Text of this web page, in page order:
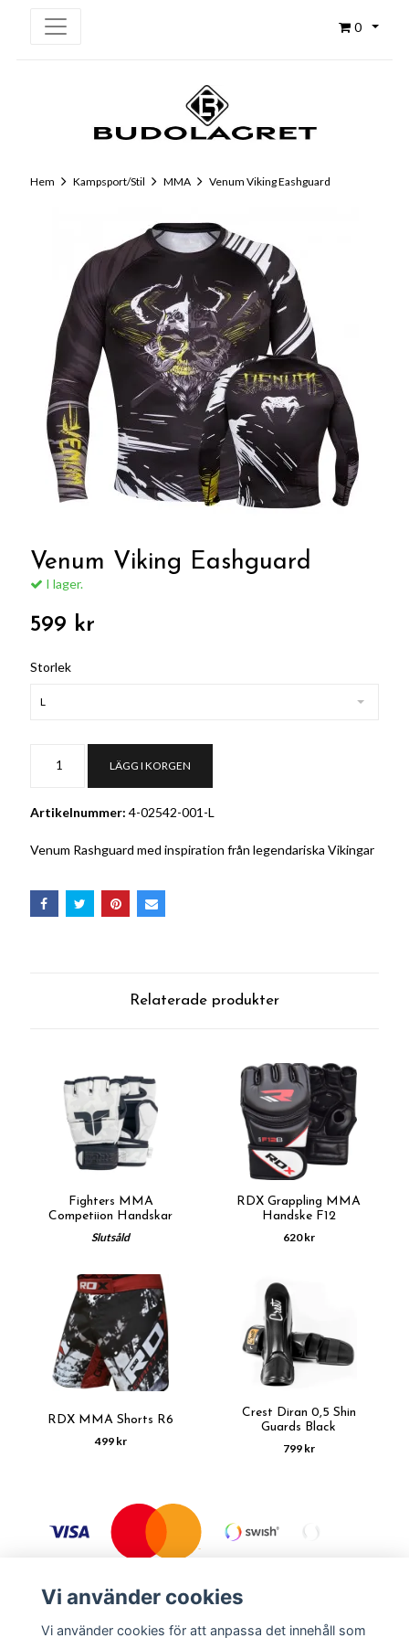
0
Hem Kampsport/Stil MMA Venum Viking Eashguard
Venum Viking Eashguard
I lager.
599 kr
Storlek
L
LÄGG I KORGEN
Artikelnummer: 4-02542-001-L
Venum Rashguard med inspiration från legendariska Vikingar
Relaterade produkter
Fighters MMA
Competiion Handskar
Slutsåld
RDX Grappling MMA
Handske F12
620 kr
RDX MMA Shorts R6
499 kr
Crest Diran 0,5 Shin
Guards Black
799 kr
Vi använder cookies
Vi använder cookies för att anpassa det innehåll som